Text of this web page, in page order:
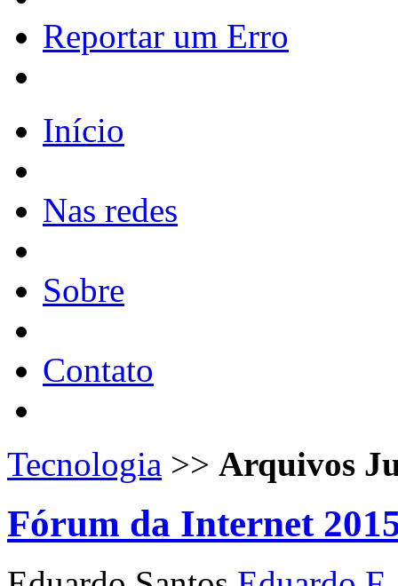
Reportar um Erro
Início
Nas redes
Sobre
Contato
Tecnologia >> Arquivos
Fórum da Internet